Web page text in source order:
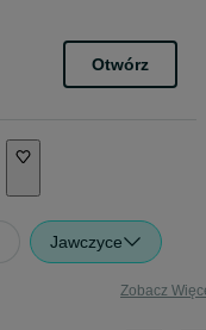
Otwórz
Jawczyce
Zobacz